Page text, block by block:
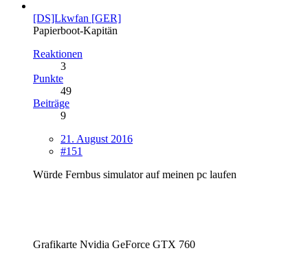
[DS]Lkwfan [GER]
Papierboot-Kapitän
Reaktionen
3
Punkte
49
Beiträge
9
21. August 2016
#151
Würde Fernbus simulator auf meinen pc laufen
Grafikarte Nvidia GeForce GTX 760